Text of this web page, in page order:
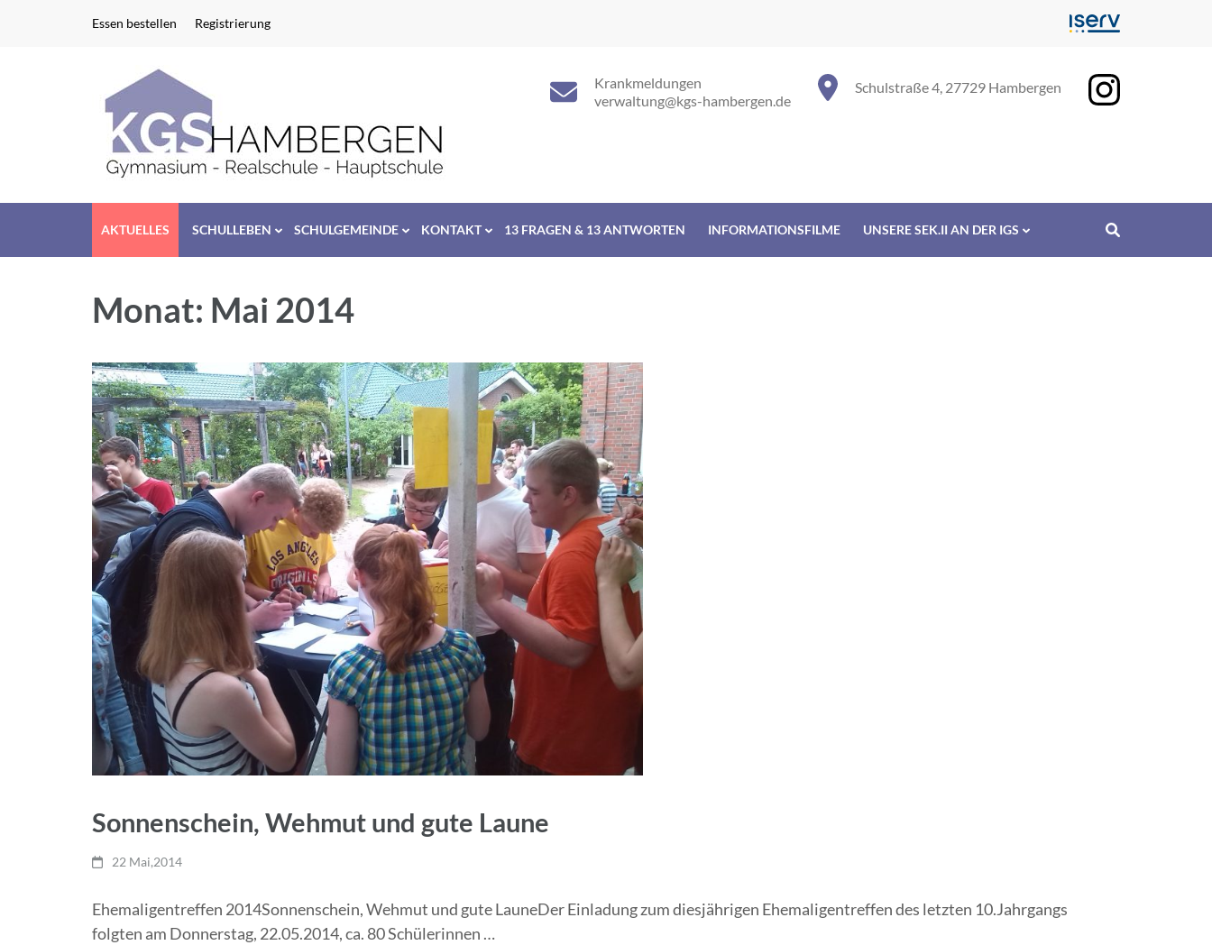
Essen bestellen Registrierung
Schulstraße 4, 27729 Hambergen
Krankmeldungen
verwaltung@kgs-hambergen.de
AKTUELLES SCHULLEBEN SCHULGEMEINDE KONTAKT 13 FRAGEN & 13 ANTWORTEN INFORMATIONSFILME UNSERE SEK.II AN DER IGS
Monat: Mai 2014
Sonnenschein, Wehmut und gute Laune
22 Mai,2014
Ehemaligentreffen 2014Sonnenschein, Wehmut und gute LauneDer Einladung zum diesjährigen Ehemaligentreffen des letzten 10.Jahrgangs
folgten am Donnerstag, 22.05.2014, ca. 80 Schülerinnen …